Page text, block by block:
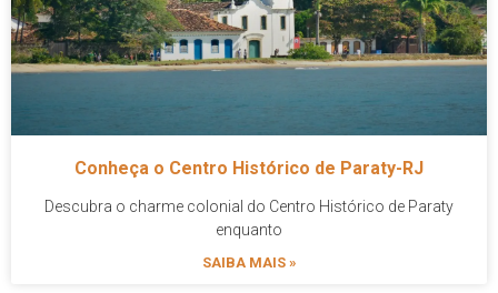
Conheça o Centro Histórico de Paraty-RJ
Descubra o charme colonial do Centro Histórico de Paraty
enquanto
SAIBA MAIS »